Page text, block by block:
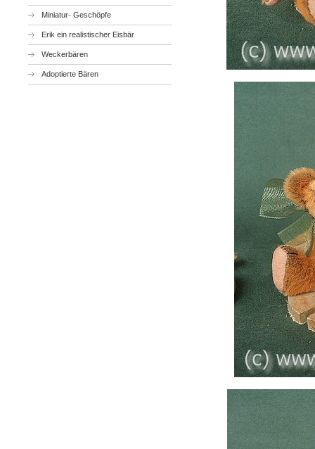
Miniatur- Geschöpfe
Erik ein realistischer Eisbär
Weckerbären
Adoptierte Bären